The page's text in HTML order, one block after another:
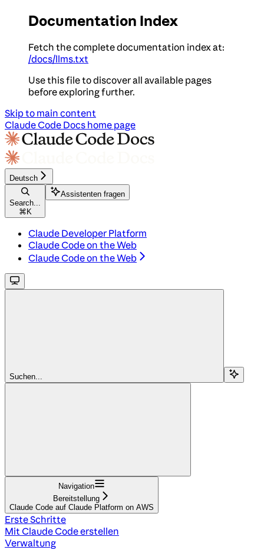
Documentation Index
Fetch the complete documentation index at:
/docs/llms.txt
Use this file to discover all available pages
before exploring further.
Skip to main content
Claude Code Docs home page
Deutsch
Search...
⌘ K
Assistenten fragen
Claude Developer Platform
Claude Code on the Web
Claude Code on the Web
Suchen...
Navigation
Bereitstellung
Claude Code auf Claude Platform on AWS
Erste Schritte
Mit Claude Code erstellen
Verwaltung